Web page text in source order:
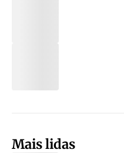
Mais lidas